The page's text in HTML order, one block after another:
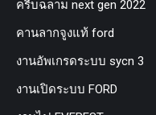
ครีบฉลาม next gen 2022
คานลากจูงแท้ ford
งานอัพเกรดระบบ sycn 3
งานเปิดระบบ FORD